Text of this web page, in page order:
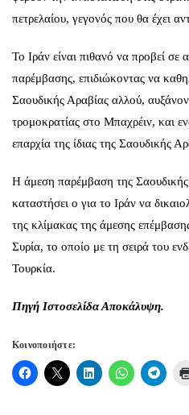
πετρελαίου, γεγονός που θα έχει
Το Ιράν είναι πιθανό να προβεί σε
παρέμβασης, επιδιώκοντας να
Σαουδικής Αραβίας αλλού,
τρομοκρατίας στο Μπαχρέιν, και
επαρχία της ίδιας της Σαουδικής
Η άμεση παρέμβαση της
καταστήσει ο για το Ιράν να
της κλίμακας της άμεσης
Συρία, το οποίο με τη σειρά του
Τουρκία.
Πηγή Ιστοσελίδα Αποκάλυψη.
Κοινοποιήστε: